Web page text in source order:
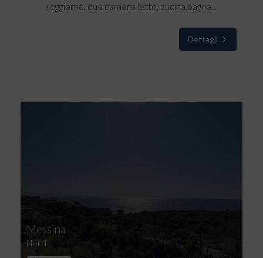
soggiorno, due camere letto, cucina,bagno...
Dettagli
Messina
Nord